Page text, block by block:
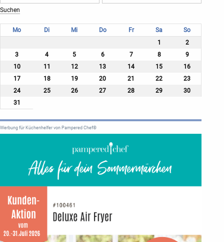
Mo Di Mi Do Fr Sa
So
1
2
3
4 5 6 7 8
9
10
11 12 13 14 15
16
17
18 19 20 21 22
23
24
25 26 27 28 29
30
31
Werbung für Küchenhelfer von Pampered Chef®